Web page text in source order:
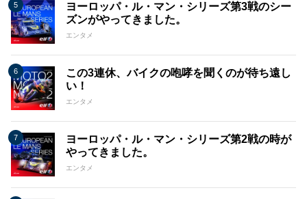
ヨーロッパ・ル・マン・シリーズ第3戦のシー
ズンがやってきました。
エンタメ
この3連休、バイクの咆哮を聞くのが待ち遠し
い！
エンタメ
ヨーロッパ・ル・マン・シリーズ第2戦の時が
やってきました。
エンタメ